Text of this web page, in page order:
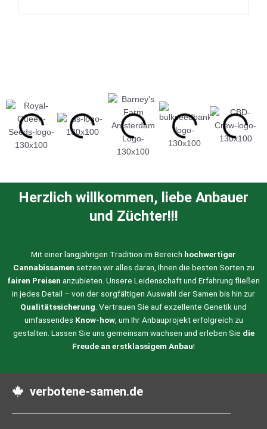
Herzlich willkommen, liebe Anbauer
und Züchter!!!
Mit einer langjährigen Tradition im Bereich hochwertiger
Cannabissamen setzen wir alles daran, Ihnen die besten Sorten zu
fairen Preisen anzubieten. Unsere Leidenschaft und Erfahrung fließen
in jedes Detail – von der sorgfältigen Auswahl der Samen bis hin zur
Qualitätssicherung . Vertrauen Sie auf exzellente Genetik und
umfassendes Know-how, um Ihr Anbauprojekt erfolgreich zu
gestalten. Lassen Sie uns gemeinsam wachsen und erleben Sie die
Freude an erstklassigem Anbau!
verbotene-samen.de